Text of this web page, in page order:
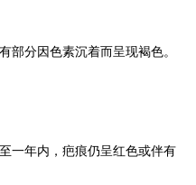
部分因色素沉着而呈现褐色。
一年内，疤痕仍呈红色或伴有